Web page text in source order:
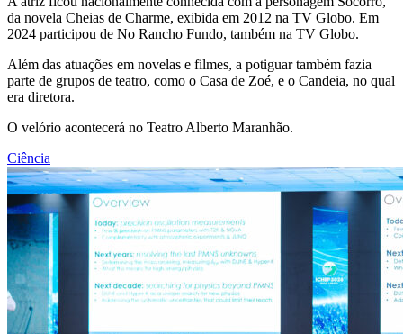
da novela Cheias de Charme, exibida em 2012 na TV Globo. Em
2024 participou de No Rancho Fundo, também na TV Globo.
Além das atuações em novelas e filmes, a potiguar também fazia
parte de grupos de teatro, como o Casa de Zoé, e o Candeia, no qual
era diretora.
O velório acontecerá no Teatro Alberto Maranhão.
Ciência